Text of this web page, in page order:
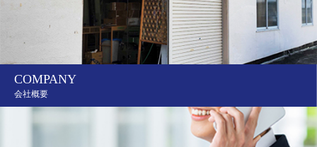
COMPANY
会社概要